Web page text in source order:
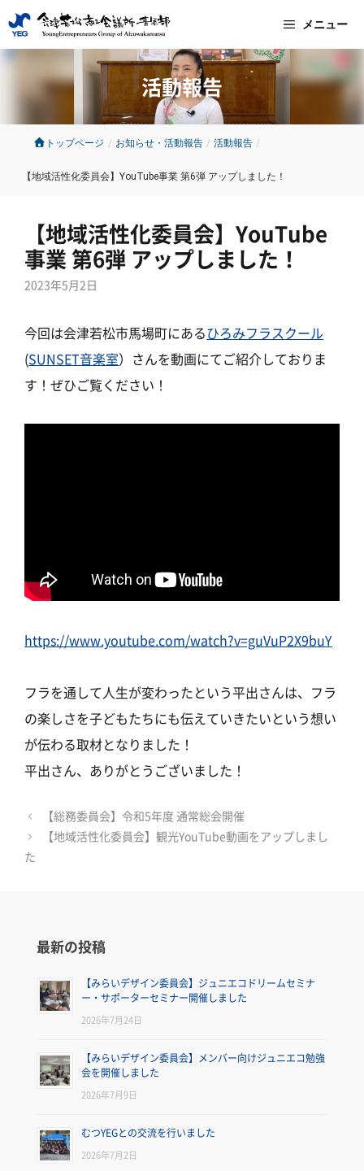
ン
テ
メニュー
活動報告
トップページ / お知らせ・活動報告 / 活動報告 /
【地域活性化委員会】YouTube事業 第6弾 アップしました！
【地域活性化委員会】YouTube
事業 第6弾 アップしました！
2023年5月2日
今回は会津若松市馬場町にあるひろみフラスクール
(SUNSET音楽室）さんを動画にてご紹介しておりま
す！ぜひご覧ください！
https://www.youtube.com/watch?v=guVuP2X9buY
フラを通して人生が変わったという平出さんは、フラ
の楽しさを子どもたちにも伝えていきたいという想い
が伝わる取材となりました！
平出さん、ありがとうございました！
【総務委員会】令和5年度 通常総会開催
【地域活性化委員会】観光YouTube動画をアップしまし
た
最新の投稿
【みらいデザイン委員会】ジュニエコドリームセミナ
ー・サポーターセミナー開催しました
2026年7月24日
【みらいデザイン委員会】メンバー向けジュニエコ勉強
会を開催しました
2026年7月9日
むつYEGとの交流を行いました
2026年7月2日